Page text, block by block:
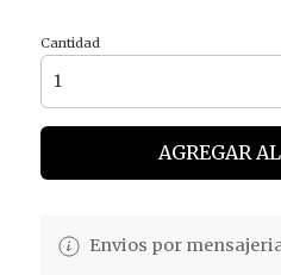
Cantidad
AGREGAR
Envios por